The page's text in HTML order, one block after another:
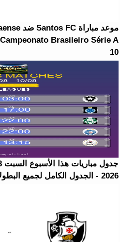
10
2026 - الجدول الكامل لجميع البطولات